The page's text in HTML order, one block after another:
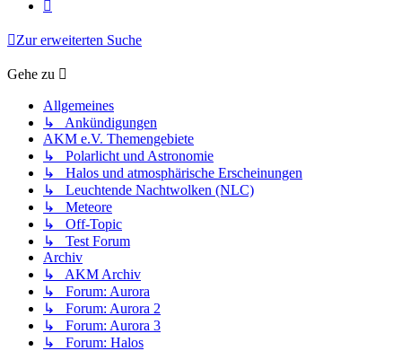
Zur erweiterten Suche
Gehe zu
Allgemeines
↳ Ankündigungen
AKM e.V. Themengebiete
↳ Polarlicht und Astronomie
↳ Halos und atmosphärische Erscheinungen
↳ Leuchtende Nachtwolken (NLC)
↳ Meteore
↳ Off-Topic
↳ Test Forum
Archiv
↳ AKM Archiv
↳ Forum: Aurora
↳ Forum: Aurora 2
↳ Forum: Aurora 3
↳ Forum: Halos